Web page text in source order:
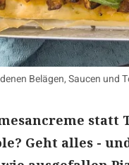
Belägen, Saucen
statt
Geht alles -